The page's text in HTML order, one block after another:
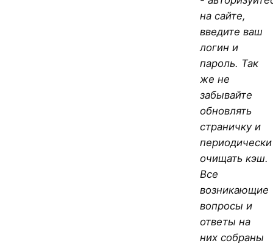
на сайте,
введите ваш
логин и
пароль. Так
же не
забывайте
обновлять
страничку и
периодически
очищать кэш.
Все
возникающие
вопросы и
ответы на
них собраны